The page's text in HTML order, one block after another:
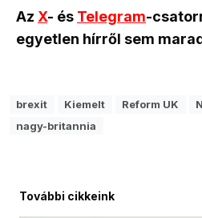
Az X- és Telegram-
egyetlen hírről sem
brexit Kiemelt Reform UK
nagy-britannia
További cikkeink